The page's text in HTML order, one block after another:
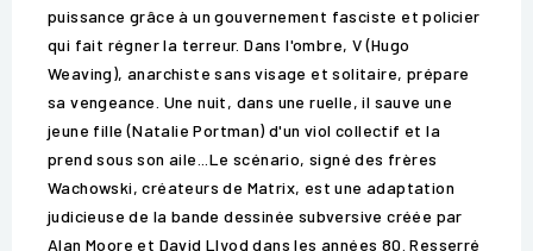
puissance grâce à un gouvernement fasciste et policier
qui fait régner la terreur. Dans l'ombre, V (Hugo
Weaving), anarchiste sans visage et solitaire, prépare
sa vengeance. Une nuit, dans une ruelle, il sauve une
jeune fille (Natalie Portman) d'un viol collectif et la
prend sous son aile...Le scénario, signé des frères
Wachowski, créateurs de Matrix, est une adaptation
judicieuse de la bande dessinée subversive créée par
Alan Moore et David Llyod dans les années 80. Resserré